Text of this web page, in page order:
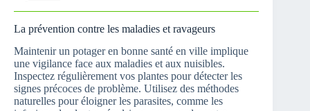
La prévention contre les maladies et ravageurs
Maintenir un potager en bonne santé en ville implique
une vigilance face aux maladies et aux nuisibles.
Inspectez régulièrement vos plantes pour détecter les
signes précoces de problème. Utilisez des méthodes
naturelles pour éloigner les parasites, comme les